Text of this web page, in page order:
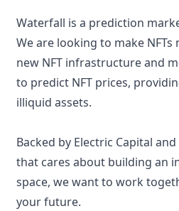
Waterfall is a prediction
We are looking to make
new NFT infrastructure and
to predict NFT prices,
illiquid assets.
Backed by Electric Capital
that cares about building an
space, we want to work
your future.